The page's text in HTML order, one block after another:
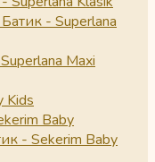
- Superlana
Maxi
Kids
Baby
- Sekerim Baby